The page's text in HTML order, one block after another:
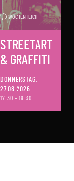
WÖCHENTLICH
STREETART
& GRAFFITI
DONNERSTAG,
27.08.2026
17:30 – 19:30